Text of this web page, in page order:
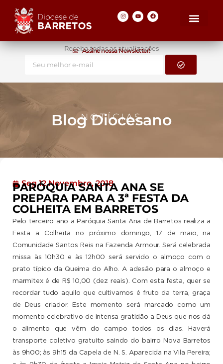
Assine nossa Newsletter!
Receba todas as atualizações
NOTÍCIAS
Blog Diocesano
Seg 12 Novembro, 2018
PARÓQUIA SANTA ANA SE
PREPARA PARA A 3ª FESTA DA
COLHEITA EM BARRETOS
Pelo terceiro ano a Paróquia Santa Ana de Barretos realiza a
Festa a Colheita no próximo domingo, 17 de maio, na
Comunidade Santos Reis na Fazenda Armour. Será celebrada
missa às 10h30 e às 12h00 será servido o almoço com o
prato típico da Queima do Alho. A adesão para o almoço e
marmitex é de R$ 10,00 (dez reais). Com esta festa, quer se
recordar tudo aquilo que cultivamos é fruto da terra, graça
de Deus criador. Este momento será marcado como um
momento celebrativo de intensa gratidão a Deus que nos dá
o alimento que vêm do campo todos os dias. Haverá
transporte coletivo gratuito saindo do bairro Nova Barretos
às 9h00; às 9h15 da Capela de N. S. Aparecida na Vila Pereira;